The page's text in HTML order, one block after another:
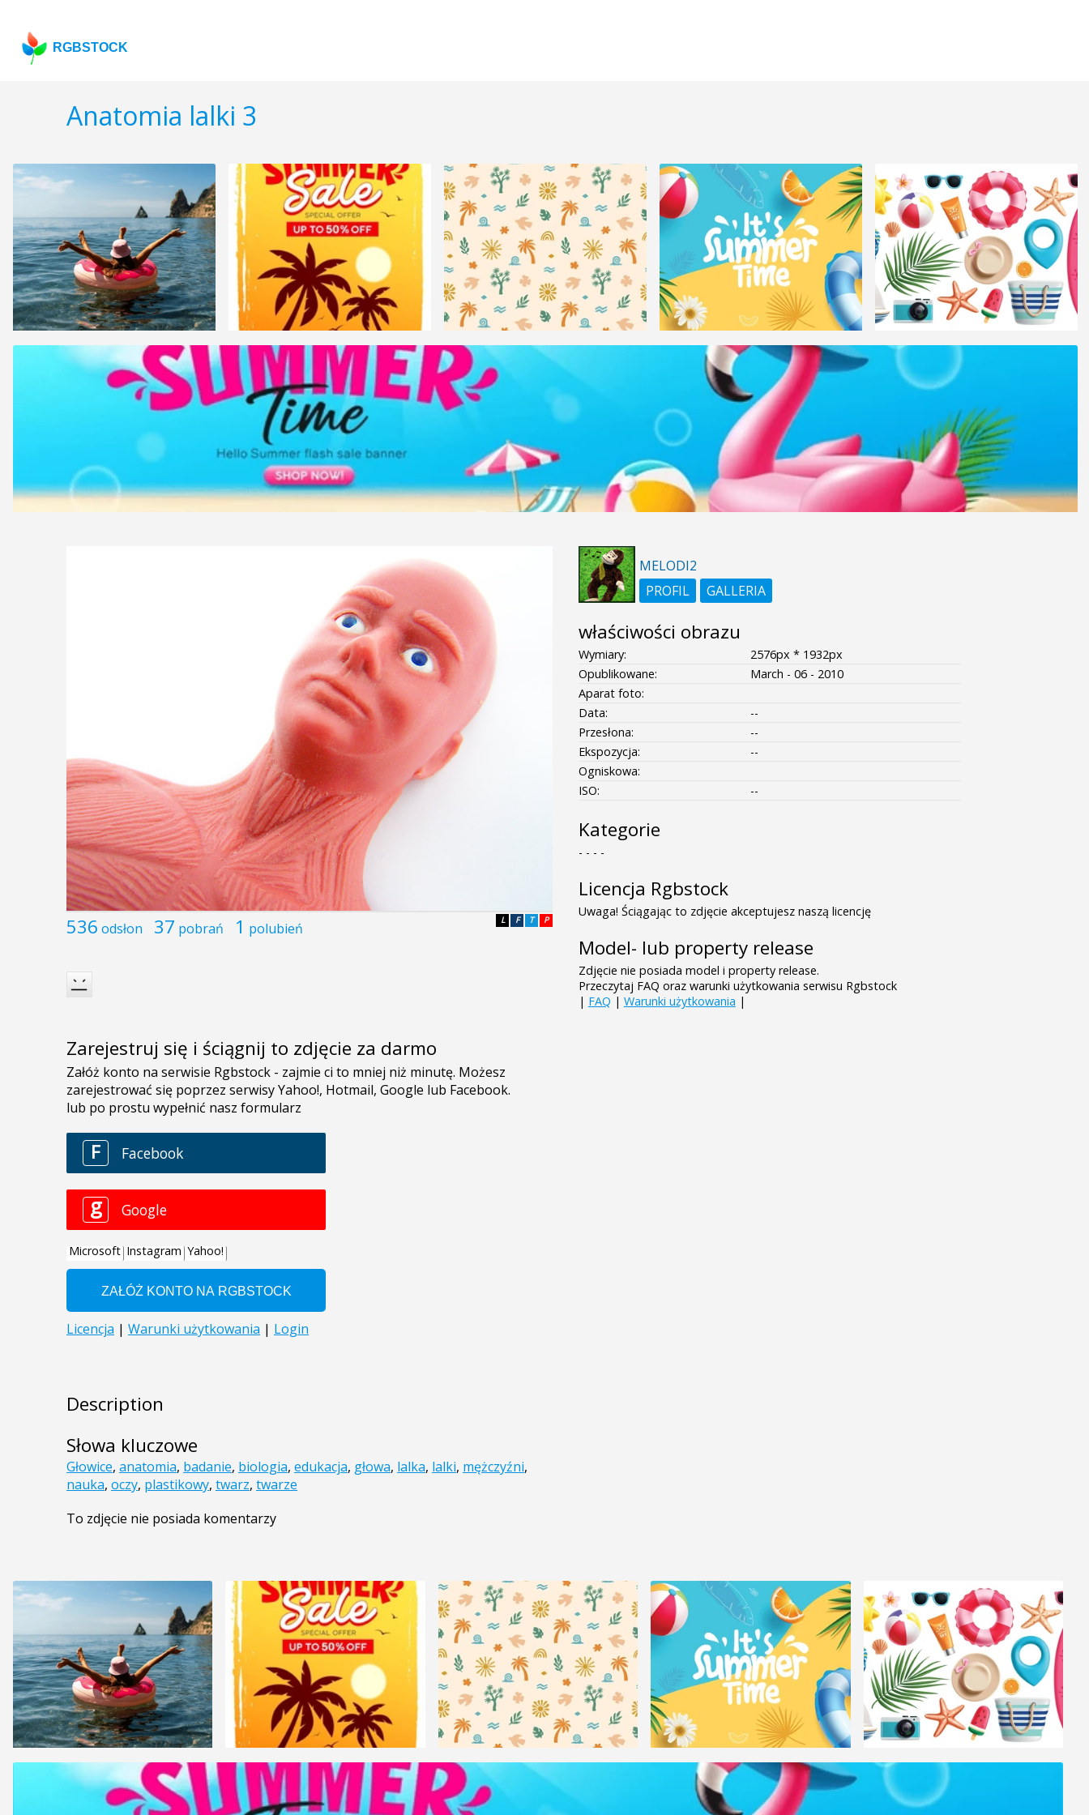
RGBSTOCK
Anatomia lalki 3
536 odsłon 37 pobrań 1 polubień P
T
F
L
Zarejestruj się i ściągnij to zdjęcie za darmo
Description
Słowa kluczowe
Głowice, anatomia, badanie, biologia, edukacja, głowa, lalka, lalki, mężczyźni,
nauka, oczy, plastikowy, twarz, twarze
To zdjęcie nie posiada komentarzy
MELODI2
PROFIL
GALLERIA
właściwości obrazu
Wymiary:
2576px * 1932px
Opublikowane:
March - 06 - 2010
Aparat foto:
Data:
--
Przesłona:
--
Ekspozycja:
--
Ogniskowa:
ISO:
--
Kategorie
- - - -
Licencja Rgbstock
Uwaga! Ściągając to zdjęcie akceptujesz naszą licencję
Model- lub property release
Zdjęcie nie posiada model i property release.
Przeczytaj FAQ oraz warunki użytkowania serwisu Rgbstock
| FAQ | Warunki użytkowania |